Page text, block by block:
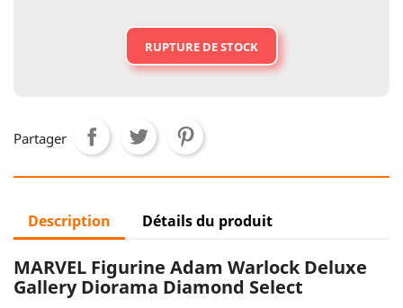
RUPTURE DE STOCK
Partager
Description Détails du produit
MARVEL Figurine Adam Warlock Deluxe
Gallery Diorama Diamond Select